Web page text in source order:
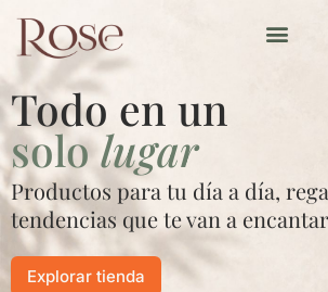
contenido
Todo en un
sololugar
Productos para tu día a día,
tendencias que te van a encantar
Explorar tienda